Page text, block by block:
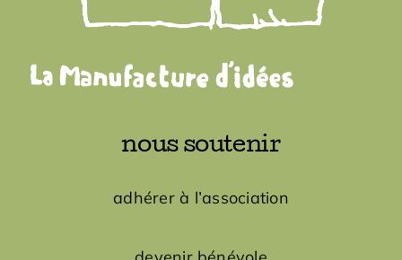
nous soutenir
adhérer à l’association